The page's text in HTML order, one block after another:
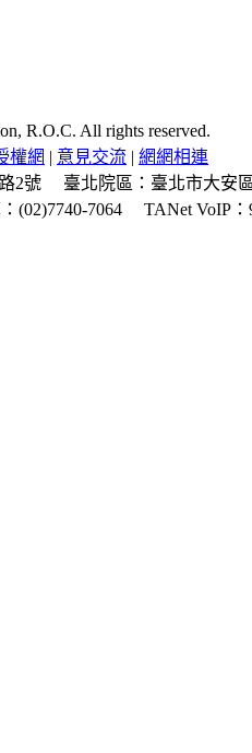
R.O.C. All rights reserved.
權網 | 意見交流 | 網網相連
2號
臺北院區：臺北市大安
(02)7740-7064 TANet VoIP：